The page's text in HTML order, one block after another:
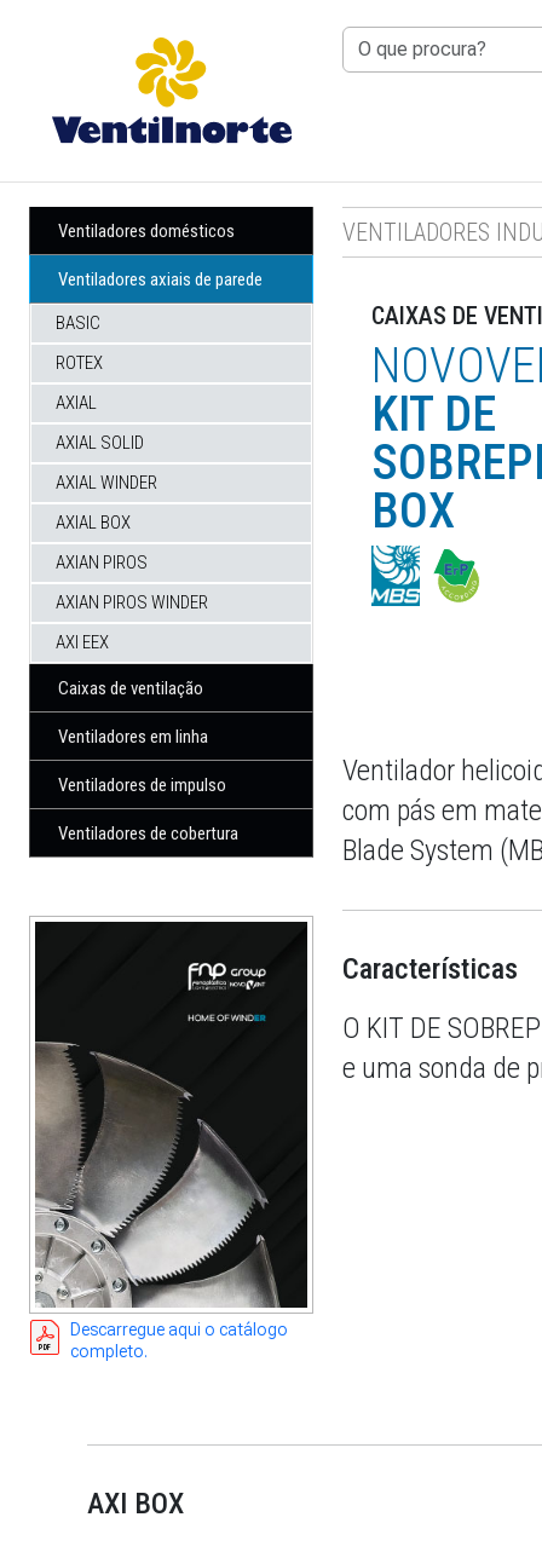
Ventiladores domésticos
Ventiladores axiais de parede
BASIC
ROTEX
AXIAL
AXIAL SOLID
AXIAL WINDER
AXIAL BOX
AXIAN PIROS
AXIAN PIROS WINDER
AXI EEX
Caixas de ventilação
Ventiladores em linha
Ventiladores de impulso
Ventiladores de cobertura
Descarregue aqui o catálogo
completo.
VENTILADORES
CAIXAS DE
KIT DE
BOX
Ventilador
com pás em
Blade System
Características
O KIT DE
e uma sonda de
AXI BOX